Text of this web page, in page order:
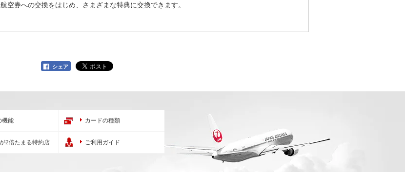
空券への交換をはじめ、さまざまな特典に交換できます。
シェア
機能 カードの種類
2倍たまる特約店 ご利用ガイド